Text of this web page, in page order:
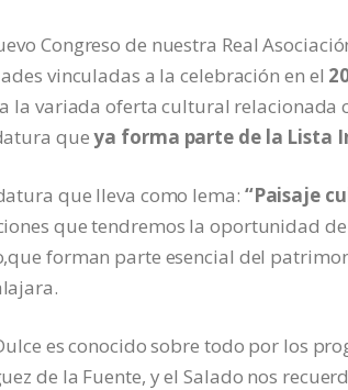
Congreso de nuestra Real
vinculadas a la celebración en el
la variada oferta cultural relacionada
queya forma parte de la Lista
que lleva como lema: “Paisaje
que tendremos la oportunidad
forman parte esencial del
es conocido sobre todo por los
de la Fuente, y el Salado nos